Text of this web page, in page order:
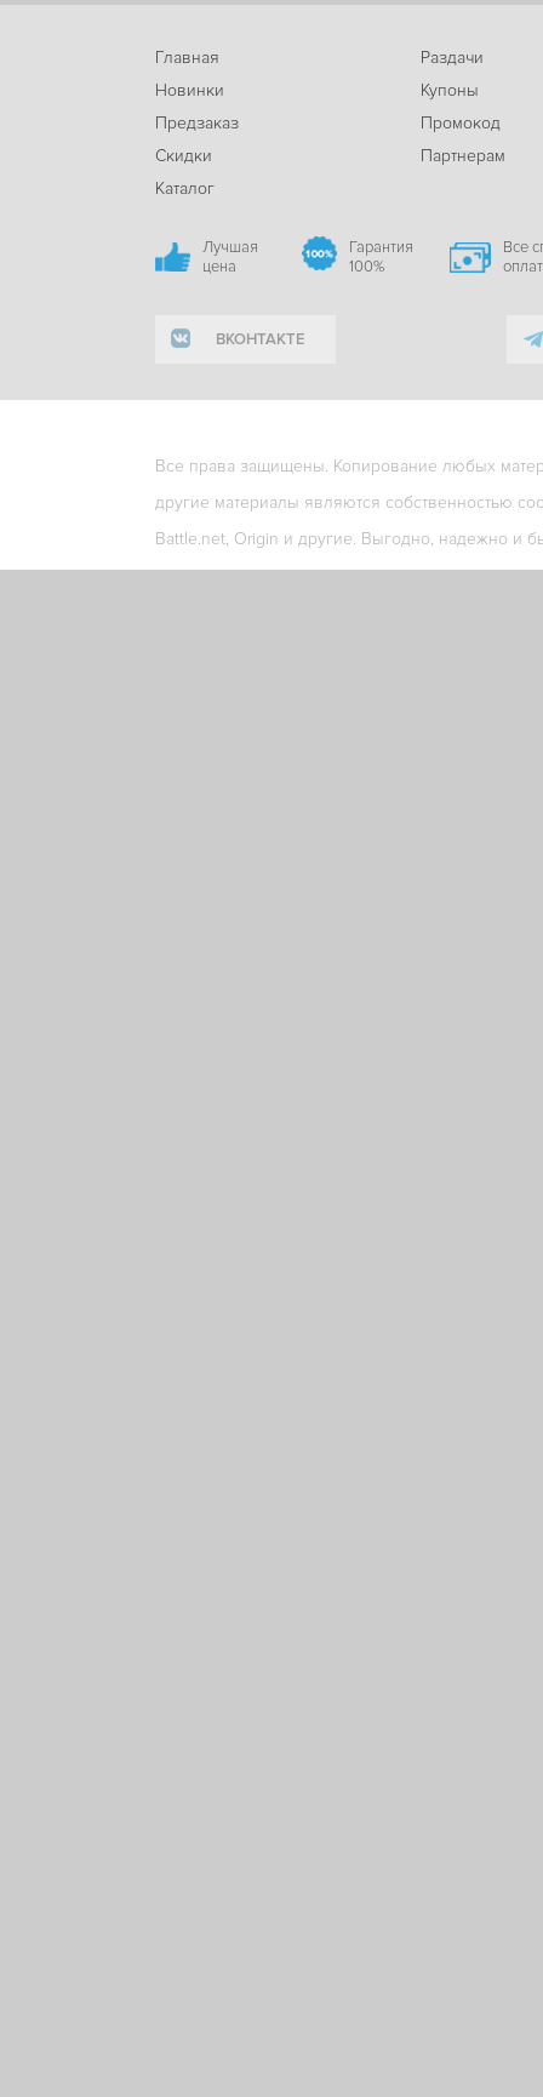
Главная
Новинки
Предзаказ
Скидки
Каталог
Раздачи
Купоны
Промокод
Партнерам
Лучшая
цена
Гарантия
100%
Все
ВКОНТАКТЕ
Все права защищены. Копирование любых
другие материалы являются собственностью
Battle.net, Origin и другие. Выгодно, надежно и